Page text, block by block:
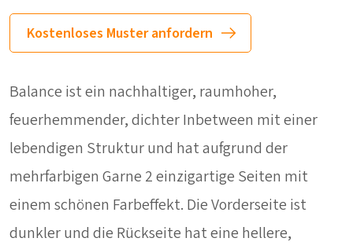
Kostenloses Muster anfordern
Balance ist ein nachhaltiger, raumhoher,
feuerhemmender, dichter Inbetween mit einer
lebendigen Struktur und hat aufgrund der
mehrfarbigen Garne 2 einzigartige Seiten mit
einem schönen Farbeffekt. Die Vorderseite ist
dunkler und die Rückseite hat eine hellere,